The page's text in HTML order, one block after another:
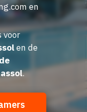
en
voor
en de
.